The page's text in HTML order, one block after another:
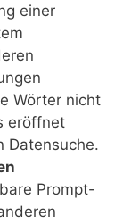
einer
Wörter nicht
eröffnet
Datensuche.
Prompt-